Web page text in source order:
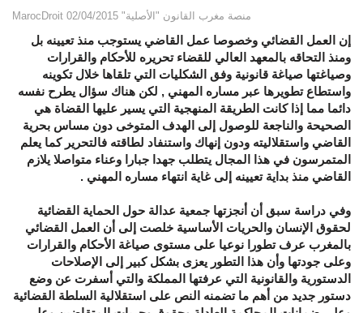
MarocDroit منصة مغرب القانون "الأصلية" 02/04/2015
إن العمل القضائي وخصوصا عمل القاضي يستوجب منذ تعيينه بل
ومنذ التحاقه بالمعهد العالي للقضاء تحريره للأحكام والقرارات
وصياغتها صياغة قانونية وفق الشكليات التي تلقاها خلال تكوينه
واستطاع تطويرها عبر مساره المهني , لكن هناك سؤال يطرح نفسه
دائما مما إذا كانت الطريقة المنهجية التي يسير عليها القضاة هي
الصحيحة والناجعة للوصول إلى الهدف المتوخى دون مساس بحرية
القاضي واستقلاليته ودون إنهاك واستنفاد لطاقته فالتحرير كما يعلم
المتمرسون في هذا المجال يتطلب جهدا جبارا وعناء متواصلا يلازم
القاضي منذ بداية تعيينه إلى غاية انتهاء مساره المهني .
وفي دراسة سبق أن أنجزتها جمعية عدالة حول الحماية القضائية
لحقوق الإنسان والحريات الأساسية خلصت إلى أن العمل القضائي
بالمغرب عرف تطورا نوعيا على مستوى صياغة الأحكام والقرارات
وعلى جودتها وأن هذا التطور يعزى بشكل كبير إلى الإصلاحات
الدستورية والقانونية التي عرفتها المملكة والتي أسفرت عن وضع
دستور جديد من أهم ما تضمنه النص على استقلالية السلطة القضائية